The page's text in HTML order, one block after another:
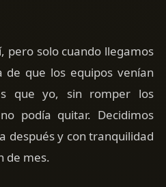
pero solo cuando llegamos
que los equipos venían
que yo, sin romper los
podía quitar. Decidimos
después y con tranquilidad
de mes.